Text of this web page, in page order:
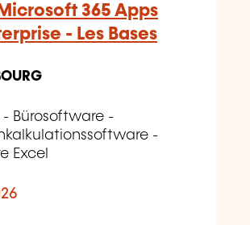
365 Apps
- Les Bases
- Bürosoftware -
-
Excel